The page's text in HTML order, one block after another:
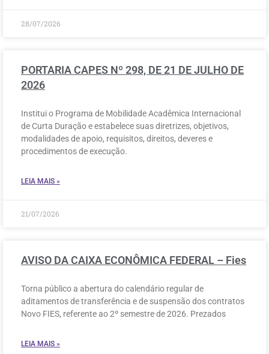
28/07/2026
PORTARIA CAPES Nº 298, DE 21 DE JULHO DE
2026
Institui o Programa de Mobilidade Acadêmica Internacional
de Curta Duração e estabelece suas diretrizes, objetivos,
modalidades de apoio, requisitos, direitos, deveres e
procedimentos de execução.
LEIA MAIS »
21/07/2026
AVISO DA CAIXA ECONÔMICA FEDERAL – Fies
Torna público a abertura do calendário regular de
aditamentos de transferência e de suspensão dos contratos
Novo FIES, referente ao 2º semestre de 2026. Prezados
LEIA MAIS »